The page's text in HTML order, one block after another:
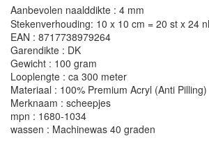
Aanbevolen naalddikte : 4 mm
Stekenverhouding: 10 x 10 cm = 20 st x 24
EAN : 8717738979264
Garendikte : DK
Gewicht : 100 gram
Looplengte : ca 300 meter
Materiaal : 100% Premium Acryl (Anti Pilling)
Merknaam : scheepjes
mpn : 1680-1034
wassen : Machinewas 40 graden